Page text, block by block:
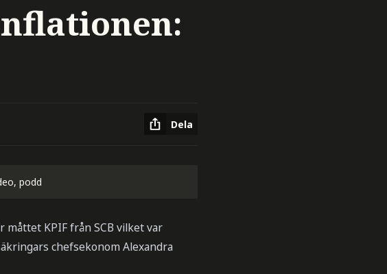
Dela
podd
KPIF från SCB vilket var
chefsekonom Alexandra